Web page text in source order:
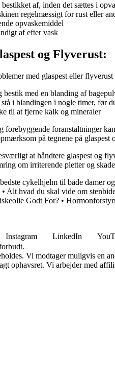
af, inden det sættes i
regelmæssigt for rust eller
opvaskemiddel
af efter vask
og Flyverust:
med glaspest eller
bestik med en blanding af
stå i blandingen i nogle timer, før
til at fjerne kalk og mineraler
forebyggende foranstaltninger
på tegnene på
at håndtere glaspest og
om irriterende pletter og
cykelhjelm til både damer
• Alt hvad du skal vide om
Godt For? •
Instagram LinkedIn
Vi modtager muligvis en
ophavsret. Vi arbejder med